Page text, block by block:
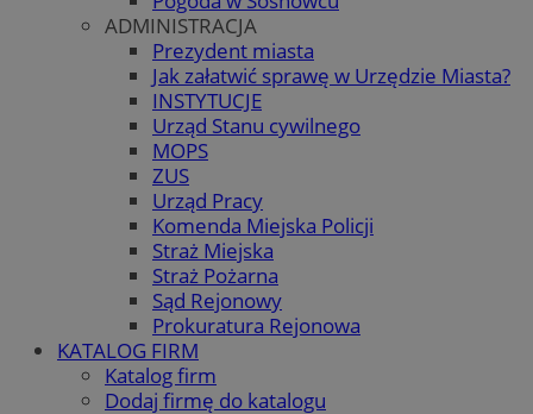
ADMINISTRACJA
Prezydent miasta
Jak załatwić sprawę w Urzędzie Miasta?
INSTYTUCJE
Urząd Stanu cywilnego
MOPS
ZUS
Urząd Pracy
Komenda Miejska Policji
Straż Miejska
Straż Pożarna
Sąd Rejonowy
Prokuratura Rejonowa
KATALOG FIRM
Katalog firm
Dodaj firmę do katalogu